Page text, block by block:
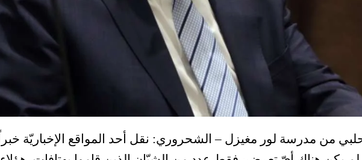
من مدرسة لور مغيزل – الشحروري: نقل أحد المواقع الإخباريّة خبراً